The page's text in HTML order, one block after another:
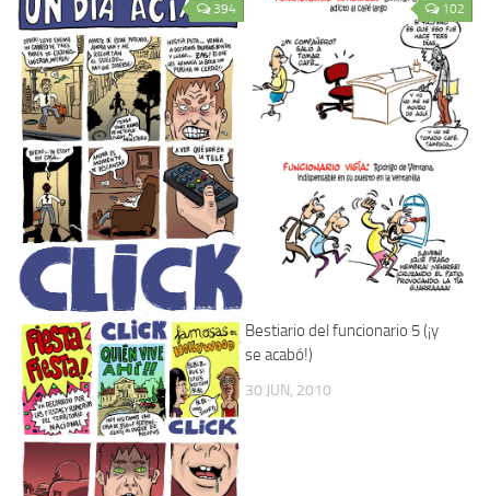
394 102
Bestiario del funcionario 5 (¡y
se acabó!)
30 JUN, 2010